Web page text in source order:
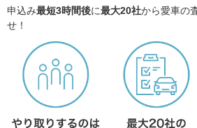
申込み最短3時間後に最大20社から愛車の
せ！